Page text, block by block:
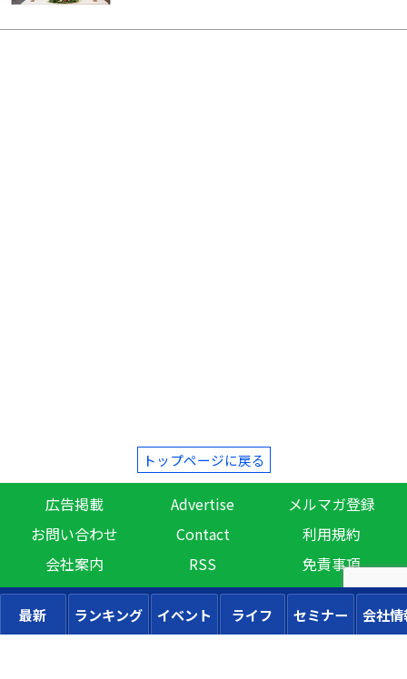
トップページに戻る
広告掲載 Advertise
メルマガ登録
お問い合わせ
Contact
利用規約
会社案内
RSS 免責事項
最新 ランキング イベント ライフ セミナー 会社